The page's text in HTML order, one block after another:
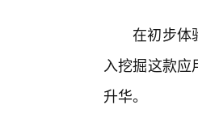
在初步体
入挖掘这款应
升华。